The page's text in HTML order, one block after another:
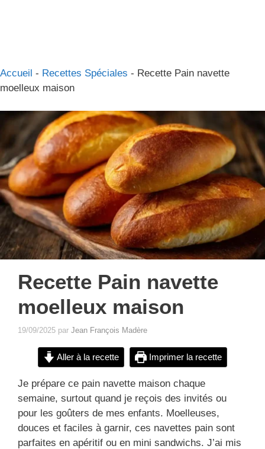
Accueil - Recettes Spéciales - Recette Pain navette
moelleux maison
Recette Pain navette
moelleux maison
19/09/2025 par Jean François Madère
Aller à la recette Imprimer la recette
Je prépare ce pain navette maison chaque
semaine, surtout quand je reçois des invités ou
pour les goûters de mes enfants. Moelleuses,
douces et faciles à garnir, ces navettes pain sont
parfaites en apéritif ou en mini sandwichs. J’ai mis